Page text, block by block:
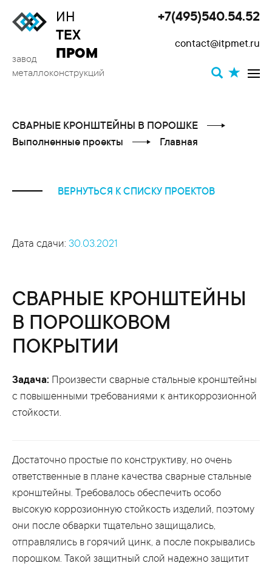
ИН
ТЕХ
ПРОМ
завод
металлоконструкций
+7(495)540.54.52
contact@itpmet.ru
СВАРНЫЕ КРОНШТЕЙНЫ В ПОРОШКЕ
Выполненные проекты
Главная
ВЕРНУТЬСЯ К СПИСКУ ПРОЕКТОВ
Дата сдачи: 30.03.2021
СВАРНЫЕ КРОНШТЕЙНЫ
В ПОРОШКОВОМ
ПОКРЫТИИ
Задача: Произвести сварные стальные кронштейны
с повышенными требованиями к антикоррозионной
стойкости.
Достаточно простые по конструктиву, но очень
ответственные в плане качества сварные стальные
кронштейны. Требовалось обеспечить особо
высокую коррозионную стойкость изделий, поэтому
они после обварки тщательно защищались,
отправлялись в горячий цинк, а после покрывались
порошком. Такой защитный слой надежно защитит